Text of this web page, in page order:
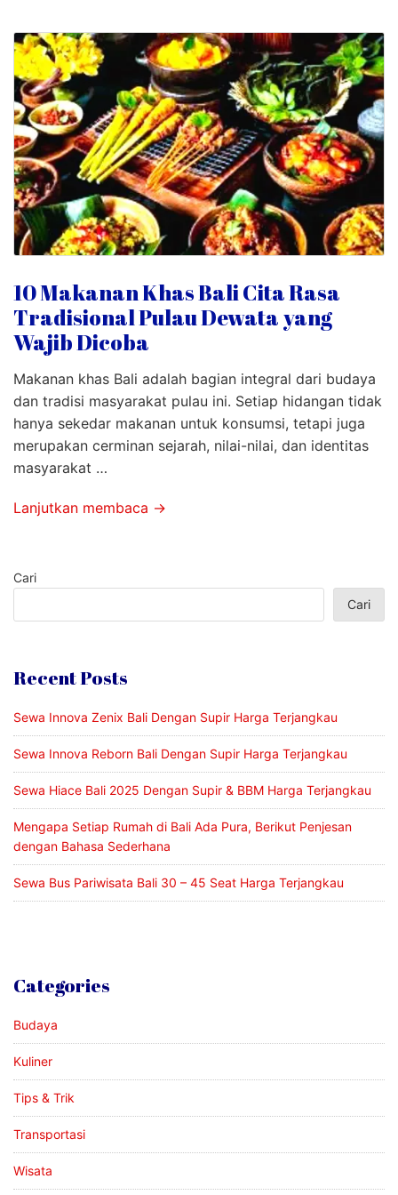
10 Makanan Khas Bali Cita Rasa
Tradisional Pulau Dewata yang
Wajib Dicoba
Makanan khas Bali adalah bagian integral dari budaya
dan tradisi masyarakat pulau ini. Setiap hidangan tidak
hanya sekedar makanan untuk konsumsi, tetapi juga
merupakan cerminan sejarah, nilai-nilai, dan identitas
masyarakat …
Lanjutkan membaca →
Cari
Cari
Recent Posts
Sewa Innova Zenix Bali Dengan Supir Harga Terjangkau
Sewa Innova Reborn Bali Dengan Supir Harga Terjangkau
Sewa Hiace Bali 2025 Dengan Supir & BBM Harga Terjangkau
Mengapa Setiap Rumah di Bali Ada Pura, Berikut Penjesan
dengan Bahasa Sederhana
Sewa Bus Pariwisata Bali 30 – 45 Seat Harga Terjangkau
Categories
Budaya
Kuliner
Tips & Trik
Transportasi
Wisata